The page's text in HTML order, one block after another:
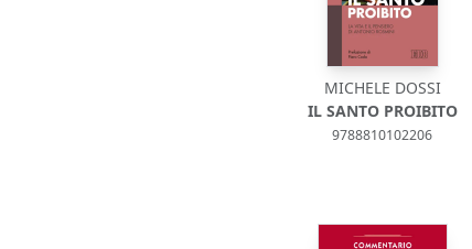
MICHELE DOSSI
IL SANTO PROIBITO
9788810102206